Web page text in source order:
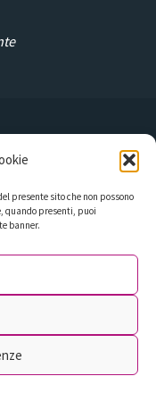
presente sito che non possono
quando presenti, puoi
banner.